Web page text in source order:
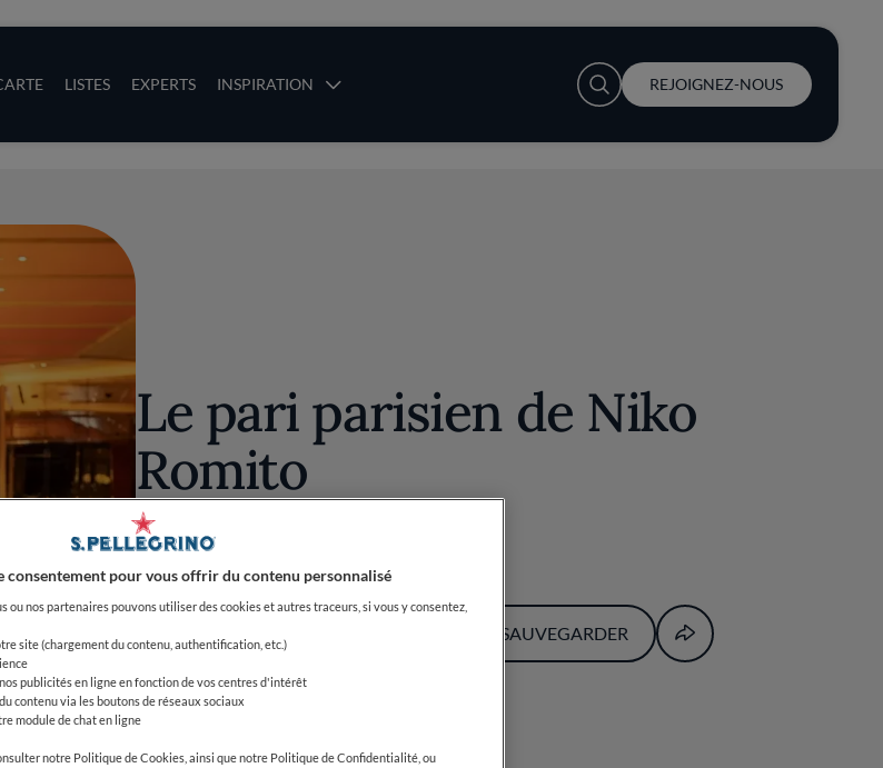
LISTES EXPERTS INSPIRATION
User account menu
REJOIGNEZ-NOUS
Le pari parisien de Niko
Romito
10 MAR 2022
JOURNALISTE
SAUVEGARDER
consentement pour vous offrir du contenu personnalisé
ou nos partenaires pouvons utiliser des cookies et autres traceurs, si vous y consentez,
site (chargement du contenu, authentification, etc.)
publicités en ligne en fonction de vos centres d'intérêt
contenu via les boutons de réseaux sociaux
module de chat en ligne
notre Politique de Cookies, ainsi que notre Politique de Confidentialité, ou